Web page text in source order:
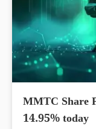
MMTC Share
14.95% today